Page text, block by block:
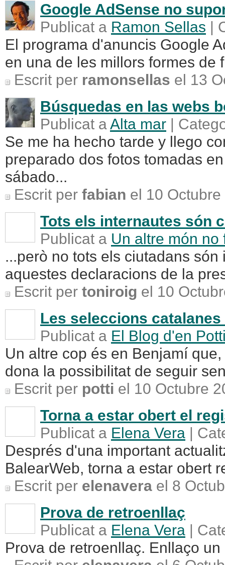
Google AdSense no
Publicat a Ramon Sellas |
El programa d'anuncis Google
en una de les millors formes de
Escrit per ramonsellas el 13
Búsquedas en las webs
Publicat aAlta mar |
Se me ha hecho tarde y llego
preparado dos fotos tomadas
sábado...
Escrit per fabian el 10
Tots els internautes són
Publicat a Un altre món no
...però no tots els ciutadans
aquestes declaracions de la
Escrit per toniroig el 10
Les seleccions
Publicat a El Blog d'en
Un altre cop és en Benjamí
dona la possibilitat de seguir
Escrit per potti el 10 Octubre
Torna a estar obert el
Publicat a Elena Vera |
Després d'una important
BalearWeb, torna a estar obert
Escrit per elenavera el 8
Prova de retroenllaç
Publicat a Elena Vera |
Prova de retroenllaç. Enllaço